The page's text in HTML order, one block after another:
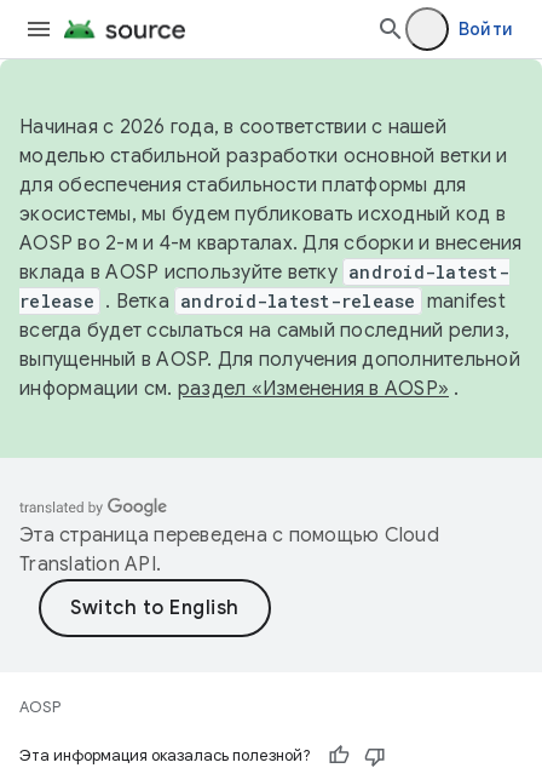
Войти
Начиная с 2026 года, в соответствии с нашей
моделью стабильной разработки основной ветки и
для обеспечения стабильности платформы для
экосистемы, мы будем публиковать исходный код в
AOSP во 2-м и 4-м кварталах. Для сборки и внесения
вклада в AOSP используйте ветку android-latest-
release . Ветка android-latest-release manifest
всегда будет ссылаться на самый последний релиз,
выпущенный в AOSP. Для получения дополнительной
информации см. раздел «Изменения в AOSP» .
Эта страница переведена с помощью Cloud
Translation API.
AOSP
Эта информация оказалась полезной?